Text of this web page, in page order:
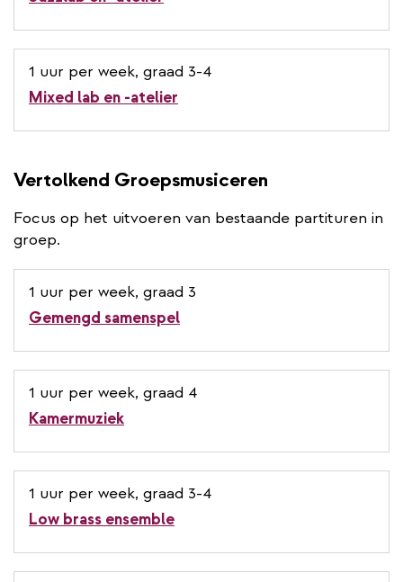
1 uur per week, graad 3-4
Mixed lab en -atelier
Vertolkend Groepsmusiceren
Focus op het uitvoeren van bestaande partituren in
groep.
1 uur per week, graad 3
Gemengd samenspel
1 uur per week, graad 4
Kamermuziek
1 uur per week, graad 3-4
Low brass ensemble